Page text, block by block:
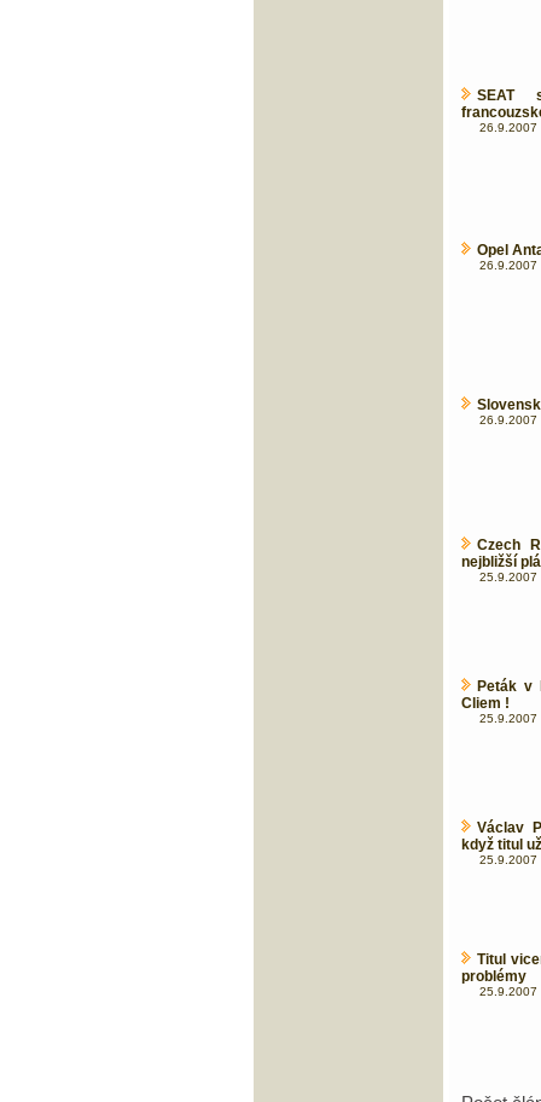
SEAT
26.9.2007
Opel
26.9.2007
26.9.2007
Czech
nejbližší
25.9.2007
Peták v
Cliem !
25.9.2007
Václav
když titul
25.9.2007
Titul
problémy
25.9.2007